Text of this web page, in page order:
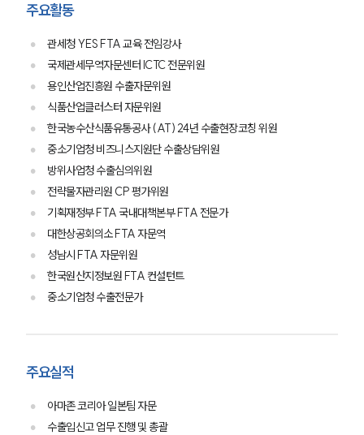
주요활동
관세청 YES FTA 교육 전임강사
국제관세무역자문센터 ICTC 전문위원
용인산업진흥원 수출자문위원
식품산업클러스터 자문위원
한국농수산식품유통공사 (AT) 24년 수출현장코칭 위원
중소기업청 비즈니스지원단 수출상담위원
방위사업청 수출심의위원
전략물자관리원 CP 평가위원
기획재정부 FTA 국내대책본부 FTA 전문가
대한상공회의소 FTA 자문역
성남시 FTA 자문위원
한국원산지정보원 FTA 컨설턴트
중소기업청 수출전문가
주요실적
아마존 코리아 일본팀 자문
수출입신고 업무 진행 및 총괄